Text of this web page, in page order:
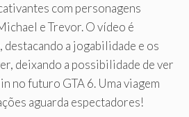
com personagens
e Trevor. O vídeo é
a jogabilidade e os
deixando a possibilidade de ver
no futuro GTA 6. Uma viagem
aguarda espectadores!